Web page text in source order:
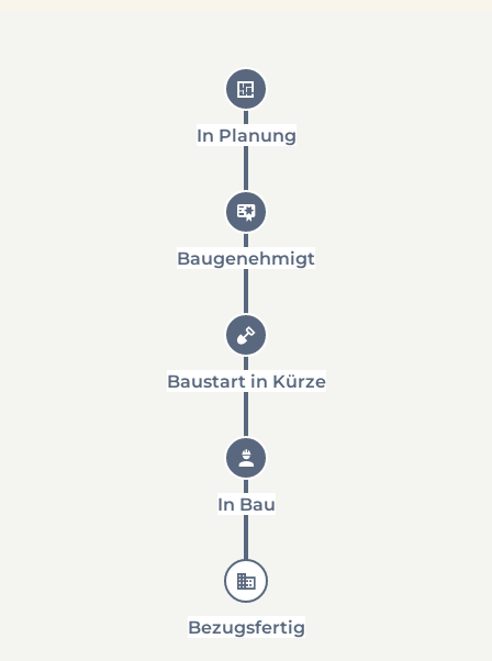
In Planung
Baugenehmigt
Baustart in Kürze
In Bau
Bezugsfertig